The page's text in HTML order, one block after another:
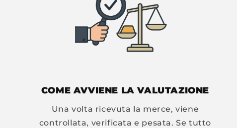
COME AVVIENE LA VALUTAZIONE
Una volta ricevuta la merce, viene
controllata, verificata e pesata. Se tutto